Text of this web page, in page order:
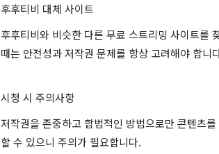
후후티비 대체 사이트
후후티비와 비슷한 다른 무료 스트리밍 사이트를
때는 안전성과 저작권 문제를 항상 고려해야 합니
시청 시 주의사항
저작권을 존중하고 합법적인 방법으로만 콘텐츠
할 수 있으니 주의가 필요합니다.